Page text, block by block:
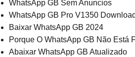
WhatsApp GB Sem Anuncios
WhatsApp GB Pro V1350
Baixar WhatsApp GB 2024
Porque O WhatsApp GB Não Está
Abaixar WhatsApp GB Atualizado